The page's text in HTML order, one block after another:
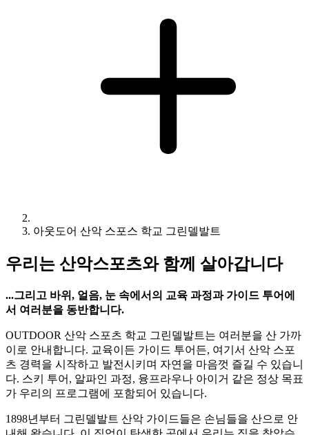
아웃도어 산악 스포스 학교 그린델발트
우리는 산악스포츠와 함께 살아갑니다
...그리고 바위, 얼음, 눈 속에서의 교육 과정과 가이드 투어에
서 여러분을 동반합니다.
OUTDOOR 산악 스포츠 학교 그린델발트는 여러분을 산 가까
이로 안내합니다. 교육이든 가이드 투어든, 여기서 산악 스포
츠 경력을 시작하고 발전시키며 자연을 마음껏 즐길 수 있습니
다. 스키 투어, 알파인 과정, 융프라우나 아이거 같은 정상 목표
가 우리의 프로그램에 포함되어 있습니다.
1898년부터 그린델발트 산악 가이드들은 손님들을 산으로 안